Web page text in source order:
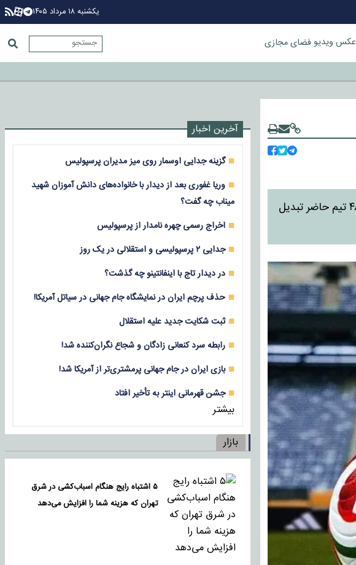
یکشنبه ۱۸ مرداد ۱۴۰۵
عکس ویدیوفضای مجازی
در فاصله کمتر از دو ماه تا شروع جام جهانی، پاداش‌های این رقابتها تبدیل به یک انگیزه وسوسه‌کننده برای ۴۸ تیم حاضر تبدیل
آخرین اخبار
گزینه جدایی اوسمار روی میز مدیران پرسپولیس
وریا غفوری بعد از دیدار با خانواده‌های دانش آموزان شهید
میناب چه گفت؟
اخراج رسمی چهره نامدار از پرسپولیس
جدایی ۲ پرسپولیسی و استقلالی در یک روز
در دیدار تاج با اینفانتینو چه گذشت؟
حذف پرچم ایران در نمایشگاه جام جهانی در سیاتل آمریکا!
ثبت شکایت جدید علیه استقلال
رابطه سرد کنعانی زادگان و شجاع نگران‌کننده شد!
بازی‌ ایران در جام جهانی پرمشتری‌تر از آمریکا شد!
جشن قهرمانی اینتر به تأخیر افتاد
بیشتر
بازار
۵ اشتباه رایج هنگام اسباب‌کشی در شرق
تهران که هزینه شما را افزایش می‌دهد